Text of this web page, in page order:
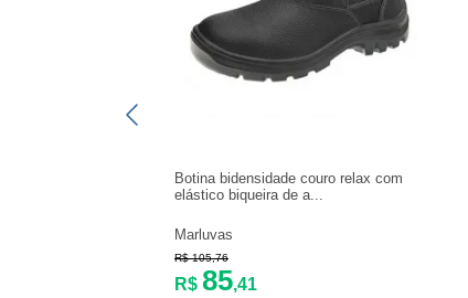
Botina bidensidade couro relax com
elástico biqueira de a...
Marluvas
R$ 105,76
R$ 85,41